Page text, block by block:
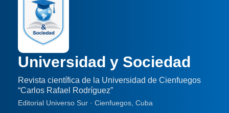
Universidad y Sociedad
Revista científica de la Universidad de Cienfuegos
“Carlos Rafael Rodríguez”
Editorial Universo Sur · Cienfuegos, Cuba